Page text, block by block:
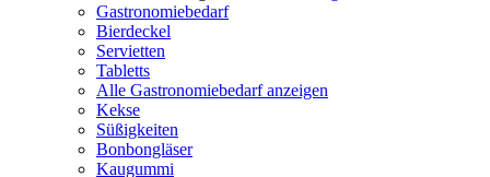
Gastronomiebedarf
Bierdeckel
Servietten
Tabletts
Alle Gastronomiebedarf anzeigen
Kekse
Süßigkeiten
Bonbongläser
Kaugummi